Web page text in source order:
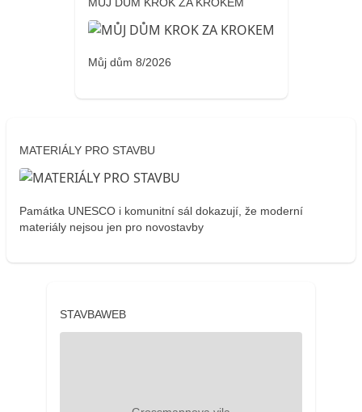
Můj dům 8/2026
MATERIÁLY PRO STAVBU
Památka UNESCO i komunitní sál dokazují, že moderní
materiály nejsou jen pro novostavby
STAVBAWEB